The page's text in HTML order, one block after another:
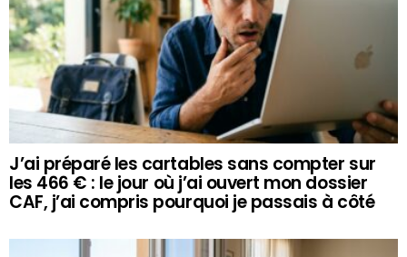
J’ai préparé les cartables sans compter sur
les 466 € : le jour où j’ai ouvert mon dossier
CAF, j’ai compris pourquoi je passais à côté